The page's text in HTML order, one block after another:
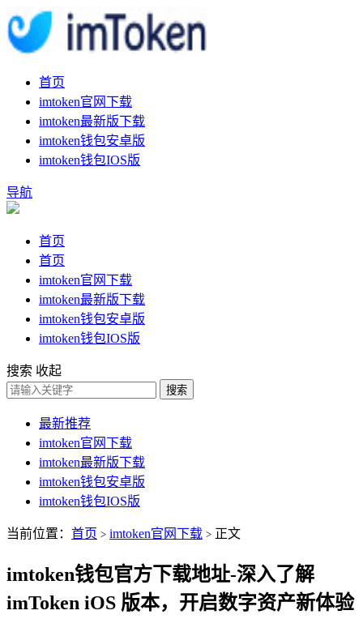
首页
imtoken官网下载
imtoken最新版下载
imtoken钱包安卓版
imtoken钱包IOS版
导航
首页
首页
imtoken官网下载
imtoken最新版下载
imtoken钱包安卓版
imtoken钱包IOS版
搜索 收起
搜索
最新推荐
imtoken官网下载
imtoken最新版下载
imtoken钱包安卓版
imtoken钱包IOS版
当前位置： 首页 > imtoken官网下载 > 正文
imtoken钱包官方下载地址-深入了解
imToken iOS 版本，开启数字资产新体验